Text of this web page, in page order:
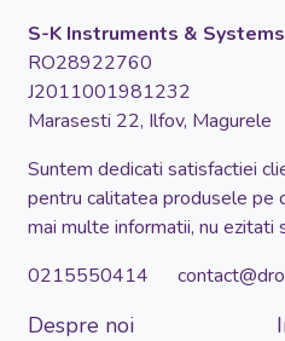
S-K Instruments &
RO28922760
J2011001981232
Marasesti 22, Ilfov, Magurele
Suntem dedicati satisfactiei
pentru calitatea produsele pe
mai multe informatii, nu ezitati
0215550414
Despre noi